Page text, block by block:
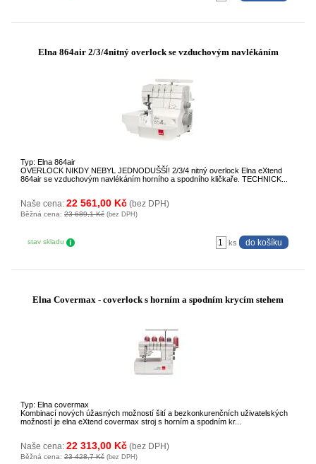
Elna 864air 2/3/4nitný overlock se vzduchovým navlékáním
Typ: Elna 864air
OVERLOCK NIKDY NEBYL JEDNODUŠŠÍ! 2/3/4 nitný overlock Elna eXtend
864air se vzduchovým navlékáním horního a spodního kličkaře. TECHNICK...
Naše cena: 22 561,00 Kč (bez DPH)
Běžná cena: 23 689,1 Kč (bez DPH)
stav skladu ks
Elna Covermax - coverlock s horním a spodním krycím stehem
Typ: Elna covermax
Kombinací nových úžasných možností šití a bezkonkurenčních uživatelských
možností je elna eXtend covermax stroj s horním a spodním kr...
Naše cena: 22 313,00 Kč (bez DPH)
Běžná cena: 23 428,7 Kč (bez DPH)